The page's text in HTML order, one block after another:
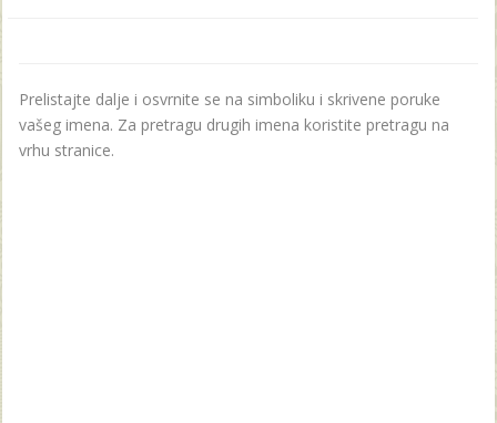
Prelistajte dalje i osvrnite se na simboliku i skrivene poruke
vašeg imena. Za pretragu drugih imena koristite pretragu na
vrhu stranice.